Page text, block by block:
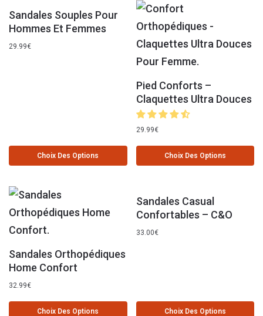
Sandales Souples Pour
Hommes Et Femmes
29.99€
Choix Des Options
Pied Conforts –
Claquettes Ultra Douces
29.99€
Choix Des Options
Sandales Orthopédiques
Home Confort
32.99€
Choix Des Options
Sandales Casual
Confortables – C&O
33.00€
Choix Des Options